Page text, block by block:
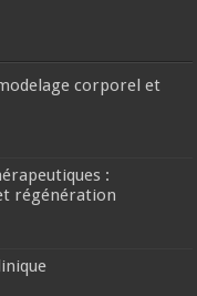
corporel et
:
régénération